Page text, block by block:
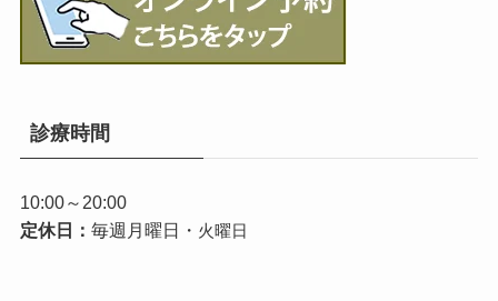
診療時間
10:00～20:00
定休日： 毎週月曜日・ 火曜日